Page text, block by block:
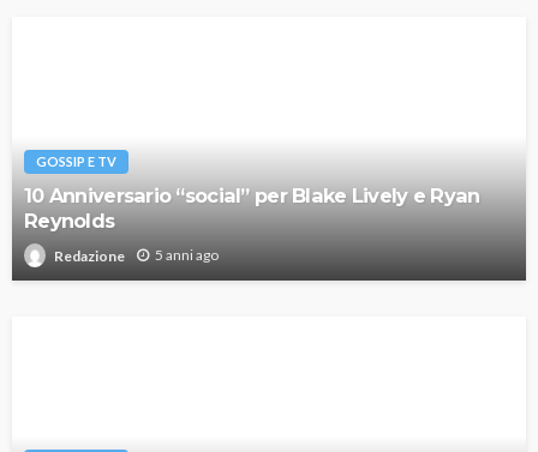
GOSSIP E TV
10 Anniversario “social” per Blake Lively e Ryan
Reynolds
Redazione 5 anni ago